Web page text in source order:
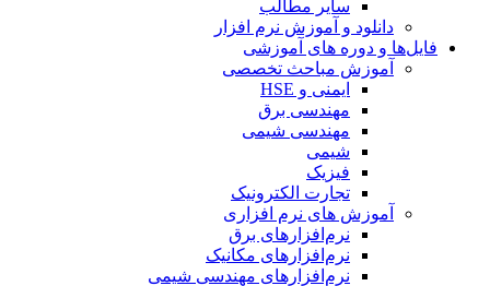
سایر مطالب
دانلود و آموزش نرم افزار
فایل‌ها و دوره های آموزشی
آموزش مباحث تخصصی
ایمنی و HSE
مهندسی برق
مهندسی شیمی
شیمی
فیزیک
تجارت الکترونیک
آموزش های نرم افزاری
نرم‌افزارهای برق
نرم‌افزارهای مکانیک
نرم‌افزارهای مهندسی شیمی